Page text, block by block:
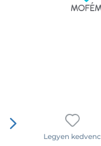
Legyen kedvenc